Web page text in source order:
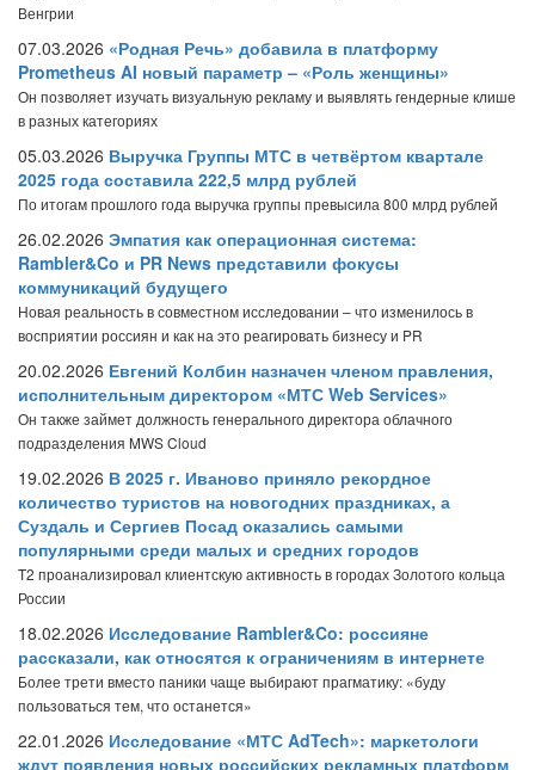
Венгрии
07.03.2026 «Родная Речь» добавила в платформу
Prometheus AI новый параметр – «Роль женщины»
Он позволяет изучать визуальную рекламу и выявлять гендерные клише
в разных категориях
05.03.2026 Выручка Группы МТС в четвёртом квартале
2025 года составила 222,5 млрд рублей
По итогам прошлого года выручка группы превысила 800 млрд рублей
26.02.2026 Эмпатия как операционная система:
Rambler&Co и PR News представили фокусы
коммуникаций будущего
Новая реальность в совместном исследовании – что изменилось в
восприятии россиян и как на это реагировать бизнесу и PR
20.02.2026 Евгений Колбин назначен членом правления,
исполнительным директором «МТС Web Services»
Он также займет должность генерального директора облачного
подразделения MWS Cloud
19.02.2026 В 2025 г. Иваново приняло рекордное
количество туристов на новогодних праздниках, а
Суздаль и Сергиев Посад оказались самыми
популярными среди малых и средних городов
T2 проанализировал клиентскую активность в городах Золотого кольца
России
18.02.2026 Исследование Rambler&Co: россияне
рассказали, как относятся к ограничениям в интернете
Более трети вместо паники чаще выбирают прагматику: «буду
пользоваться тем, что останется»
22.01.2026 Исследование «МТС AdTech»: маркетологи
ждут появления новых российских рекламных платформ